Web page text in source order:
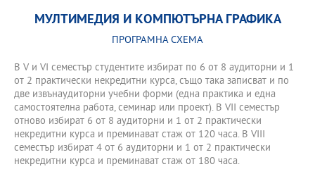
МУЛТИМЕДИЯ И КОМПЮТЪРНА ГРАФИКА
ПРОГРАМНА СХЕМА
В V и VI семестър студентите избират по 6 от 8 аудиторни и 1
от 2 практически некредитни курса, също така записват и по
две извънаудиторни учебни форми (една практика и една
самостоятелна работа, семинар или проект). В VII семестър
отново избират 6 от 8 аудиторни и 1 от 2 практически
некредитни курса и преминават стаж от 120 часа. В VIII
семестър избират 4 от 6 аудиторни и 1 от 2 практически
некредитни курса и преминават стаж от 180 часа.